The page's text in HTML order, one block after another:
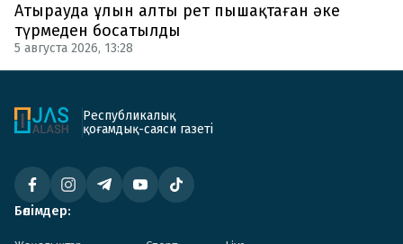
Атырауда ұлын алты рет пышақтаған әке
түрмеден босатылды
5 августа 2026, 13:28
Республикалық
қоғамдық-саяси газеті
Бөлімдер: